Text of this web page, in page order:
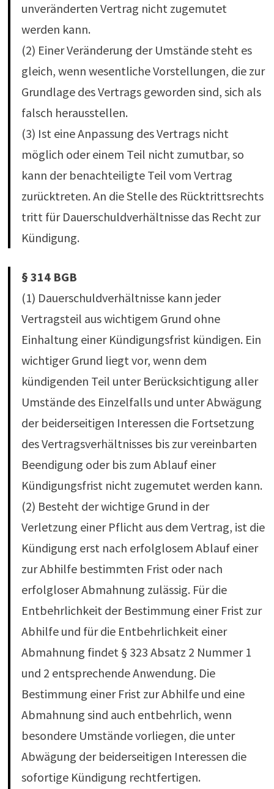
unveränderten Vertrag nicht zugemutet
werden kann.
(2) Einer Veränderung der Umstände steht es
gleich, wenn wesentliche Vorstellungen, die zur
Grundlage des Vertrags geworden sind, sich als
falsch herausstellen.
(3) Ist eine Anpassung des Vertrags nicht
möglich oder einem Teil nicht zumutbar, so
kann der benachteiligte Teil vom Vertrag
zurücktreten. An die Stelle des Rücktrittsrechts
tritt für Dauerschuldverhältnisse das Recht zur
Kündigung.
§ 314 BGB
(1) Dauerschuldverhältnisse kann jeder
Vertragsteil aus wichtigem Grund ohne
Einhaltung einer Kündigungsfrist kündigen. Ein
wichtiger Grund liegt vor, wenn dem
kündigenden Teil unter Berücksichtigung aller
Umstände des Einzelfalls und unter Abwägung
der beiderseitigen Interessen die Fortsetzung
des Vertragsverhältnisses bis zur vereinbarten
Beendigung oder bis zum Ablauf einer
Kündigungsfrist nicht zugemutet werden kann.
(2) Besteht der wichtige Grund in der
Verletzung einer Pflicht aus dem Vertrag, ist die
Kündigung erst nach erfolglosem Ablauf einer
zur Abhilfe bestimmten Frist oder nach
erfolgloser Abmahnung zulässig. Für die
Entbehrlichkeit der Bestimmung einer Frist zur
Abhilfe und für die Entbehrlichkeit einer
Abmahnung findet § 323 Absatz 2 Nummer 1
und 2 entsprechende Anwendung. Die
Bestimmung einer Frist zur Abhilfe und eine
Abmahnung sind auch entbehrlich, wenn
besondere Umstände vorliegen, die unter
Abwägung der beiderseitigen Interessen die
sofortige Kündigung rechtfertigen.